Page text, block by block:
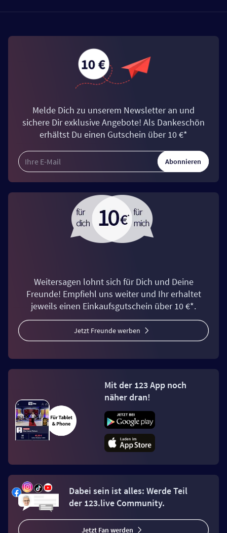
Melde Dich zu unserem Newsletter an und
sichere Dir exklusive Angebote! Als Dankeschön
erhältst Du einen Gutschein über 10 €*
Abonnieren
Weitersagen lohnt sich für Dich und Deine
Freunde! Empfiehl uns weiter und Ihr erhaltet
jeweils einen Einkaufsgutschein über 10 €*.
Jetzt Freunde werben
Mit der 123 App noch
näher dran!
Dabei sein ist alles: Werde Teil
der 123.live Community.
Jetzt Fan werden